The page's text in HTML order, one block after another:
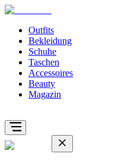
Outfits
Bekleidung
Schuhe
Taschen
Accessoires
Beauty
Magazin